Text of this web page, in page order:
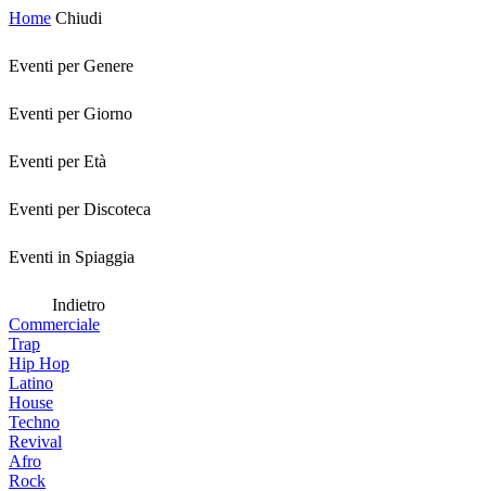
Home Chiudi
Eventi per Genere
Eventi per Giorno
Eventi per Età
Eventi per Discoteca
Eventi in Spiaggia
Indietro
Commerciale
Trap
Hip Hop
Latino
House
Techno
Revival
Afro
Rock